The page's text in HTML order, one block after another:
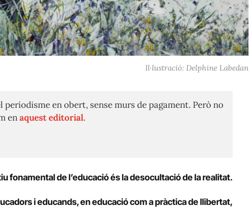
Il·lustració: Delphine Labedan
periodisme en obert, sense murs de pagament. Però no
enaquest editorial.
fonamental de l’educació és la desocultació de la realitat.
i educands, en educació com a pràctica de llibertat,